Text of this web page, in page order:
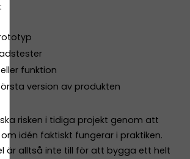
funktion
version av produkten
risken i tidiga projekt genom att
idén faktiskt fungerar i praktiken.
är alltså inte till för att bygga ett helt